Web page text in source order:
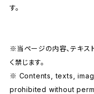
す。
※当ページの内容、テキス
く禁じます。
※ Contents, texts,
prohibited without